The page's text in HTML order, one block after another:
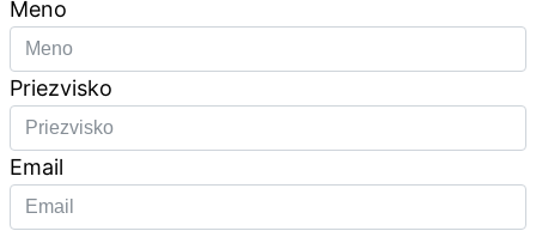
Meno
Priezvisko
Email